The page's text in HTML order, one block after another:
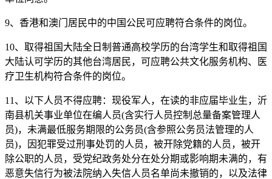
9、香港和澳门居民中的中国公民可应聘符合条件的岗位。
10、取得祖国大陆全日制普通高校学历的台湾学生和取得祖国
大陆认可学历的其他台湾居民，可应聘公共文化服务机构、医
疗卫生机构符合条件的岗位。
11、以下人员不得应聘：现役军人，在读的非应届毕业生，沂
南县机关事业单位在编人员(含实行人员控制总量备案管理人
员)，未满最低服务期限的公务员(含参照公务员法管理的人
员)，因犯罪受过刑事处罚的人员，被开除党籍的人员，被开
除公职的人员，受党纪政务处分在处分期或影响期未满的，有
恶意失信行为被法院纳入失信人员名单尚未撤销的，以及法律